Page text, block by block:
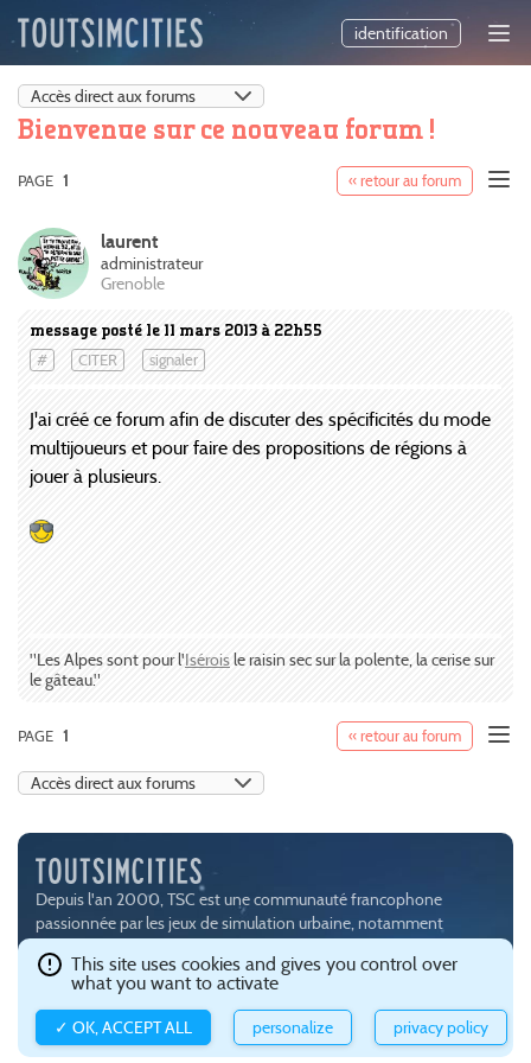
identification
Bienvenue sur ce nouveau forum !
« retour au forum
PAGE 1
message posté le 11 mars 2013 à 22h55
# CITER signaler
laurent
administrateur
Grenoble
J'ai créé ce forum afin de discuter des spécificités du mode
multijoueurs et pour faire des propositions de régions à
jouer à plusieurs.
"Les Alpes sont pour l'Iséroisle raisin sec sur la polente, la cerise sur
le gâteau."
« retour au forum
PAGE 1
Depuis l'an 2000, TSC est une communauté francophone
passionnée par les jeux de simulation urbaine, notamment
Ce site est hébergé avec brio parGandi.Confidentialité et gestion
des cookies .
This site uses cookies and gives you control over
what you want to activate
✓ OK, ACCEPT ALL personalize privacy policy